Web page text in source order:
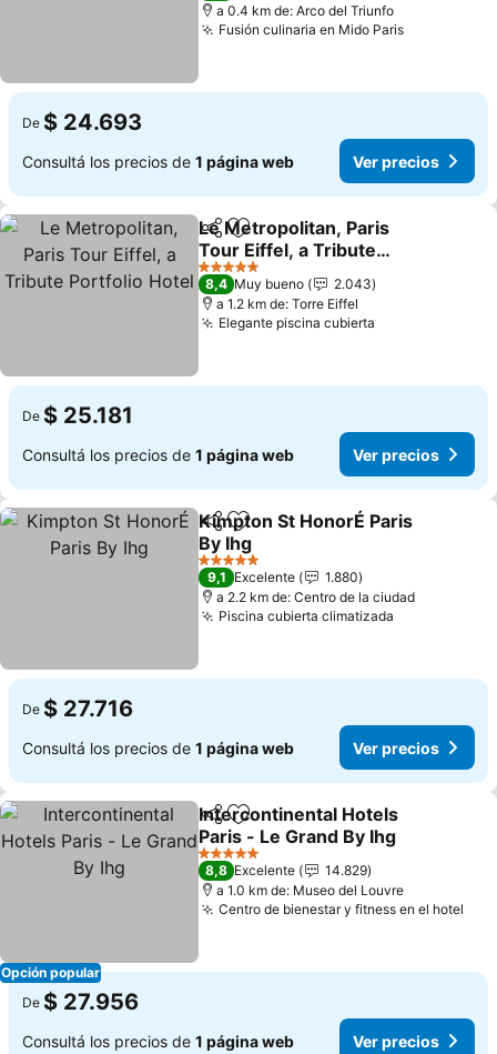
a 0.4 km de: Arco del Triunfo
Fusión culinaria en Mido Paris
De $ 24.693
Consultá los precios de 1 página web Ver precios
CompartirAñadir a favoritos
Le Metropolitan, Paris
Tour Eiffel, a Tribute
Portfolio Hotel
5 Estrellas
8,4 Muy bueno
2.043
a 1.2 km de: Torre Eiffel
Elegante piscina cubierta
De $ 25.181
Consultá los precios de 1 página web Ver precios
CompartirAñadir a favoritos
Kimpton St HonorÉ Paris
By Ihg
5 Estrellas
9,1 Excelente
1.880
a 2.2 km de: Centro de la ciudad
Piscina cubierta climatizada
De $ 27.716
Consultá los precios de 1 página web Ver precios
Opción popular
CompartirAñadir a favoritos
Intercontinental Hotels
Paris - Le Grand By Ihg
5 Estrellas
8,8 Excelente
14.829
a 1.0 km de: Museo del Louvre
Centro de bienestar y fitness en el hotel
De $ 27.956
Consultá los precios de 1 página web Ver precios